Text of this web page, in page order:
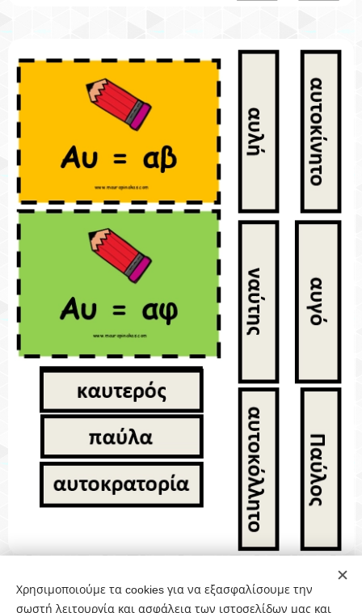
Share
Χρησιμοποιούμε τα cookies για να εξασφαλίσουμε την
σωστή λειτουργία και ασφάλεια των ιστοσελίδων μας και